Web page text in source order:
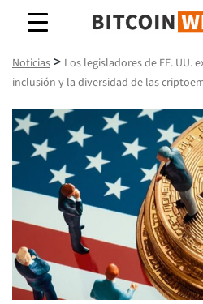
Sabiduría
Noticias > Los legisladores de EE. UU.
inclusión y la diversidad de las